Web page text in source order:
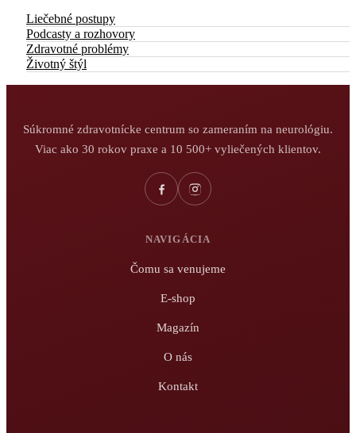
Liečebné postupy
Podcasty a rozhovory
Zdravotné problémy
Životný štýl
Súkromné zdravotnícke centrum so zameraním na neurológiu.
Viac ako 30 rokov praxe a 10 500+ vyliečených klientov.
NAVIGÁCIA
Čomu sa venujeme
E-shop
Magazín
O nás
Kontakt